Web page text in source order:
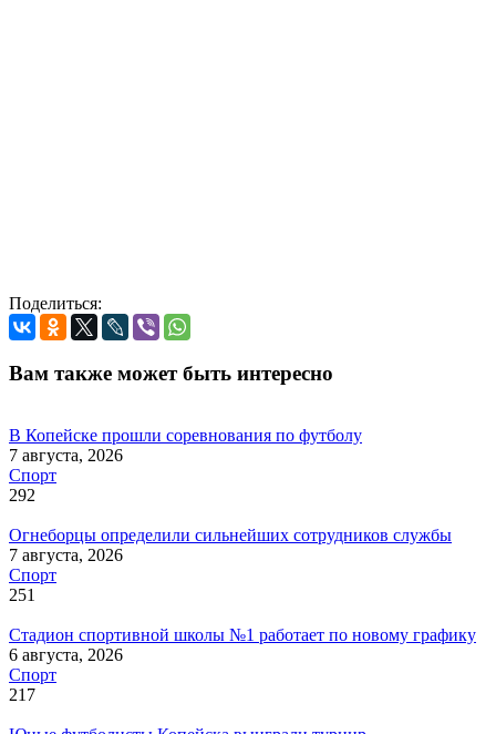
Поделиться:
Вам также может быть интересно
В Копейске прошли соревнования по футболу
7 августа, 2026
Спорт
292
Огнеборцы определили сильнейших сотрудников службы
7 августа, 2026
Спорт
251
Стадион спортивной школы №1 работает по новому графику
6 августа, 2026
Спорт
217